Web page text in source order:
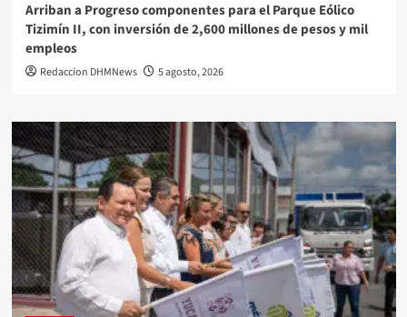
Arriban a Progreso componentes para el Parque Eólico
Tizimín II, con inversión de 2,600 millones de pesos y mil
empleos
Redaccion DHMNews 5 agosto, 2026